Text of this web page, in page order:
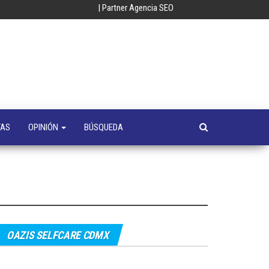
| Partner Agencia SEO
OPINIÓN BÚSQUEDA
OAZIS SELFCARE CDMX